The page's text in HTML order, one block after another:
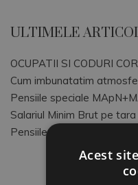
ULTIMELE
OCUPATII SI CODURI COR
Cum imbunatatim
Pensiile speciale
Salariul Minim Brut pe tara
Pensiile speciale ale
Acest